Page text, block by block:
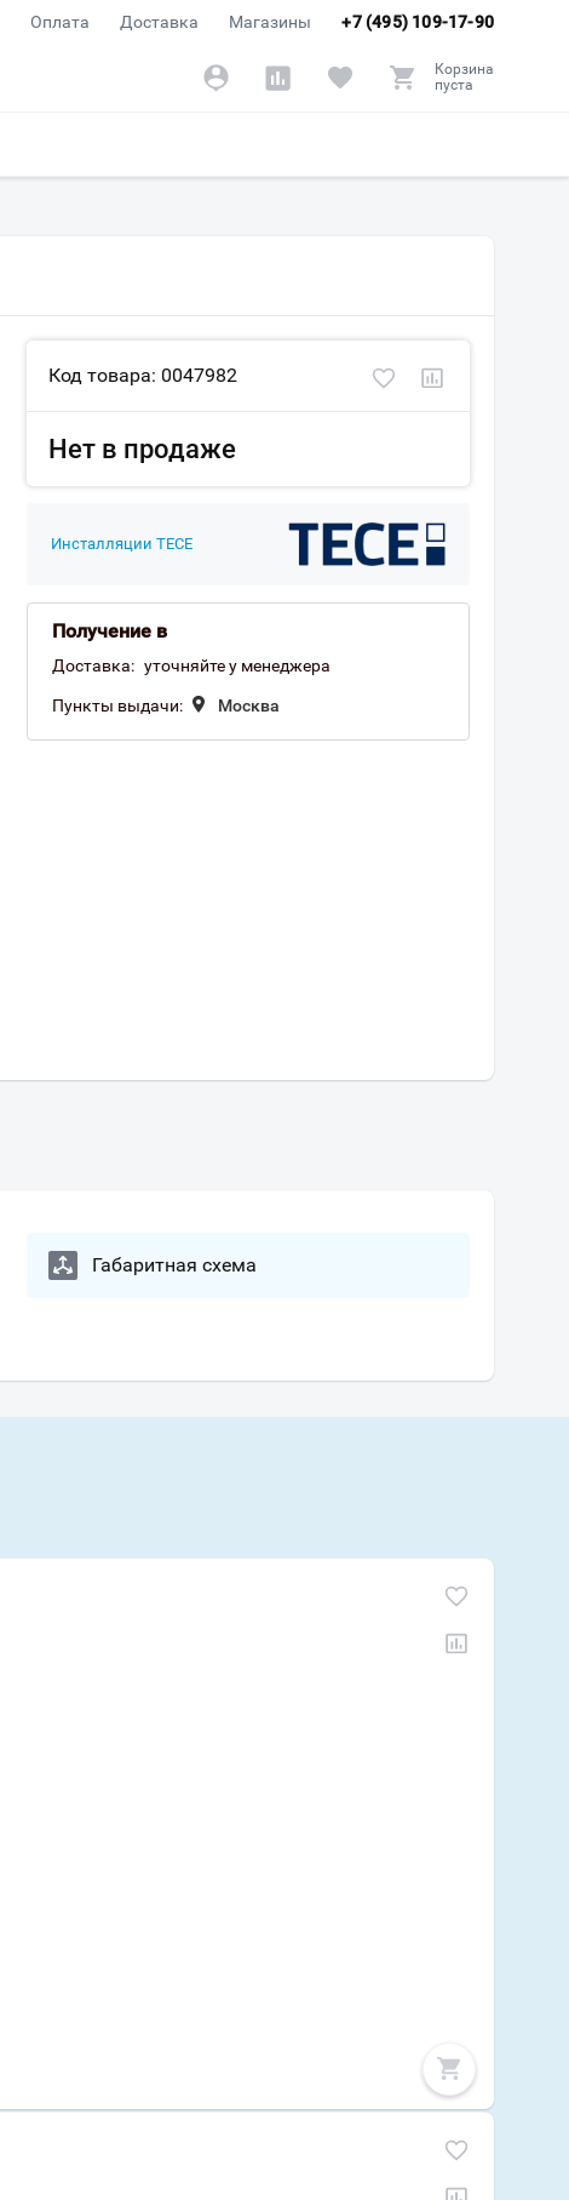
+7 (495) 109-17-90
Оплата Доставка Магазины
Корзина
пуста
Код товара: 0047982
Нет в продаже
Инсталляции TECE
Получение в
Доставка: уточняйте у менеджера
Пункты выдачи: Москва
Габаритная схема